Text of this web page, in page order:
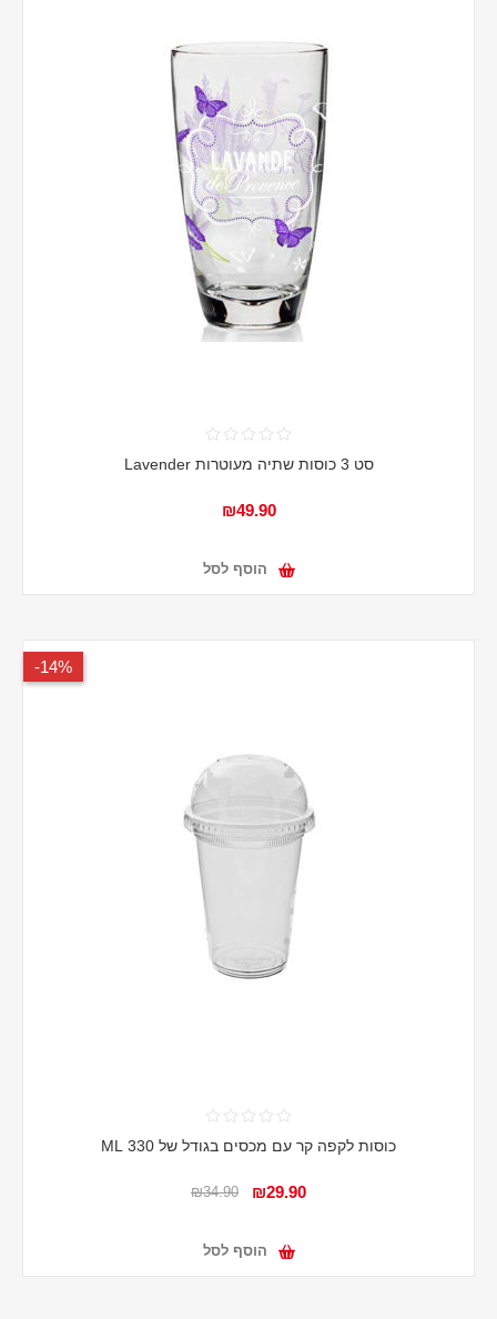
סט 3 כוסות שתיה מעוטרות Lavender
₪49.90
הוסף לסל
14%-
כוסות לקפה קר עם מכסים בגודל של 330 ML
₪29.90
₪34.90
הוסף לסל